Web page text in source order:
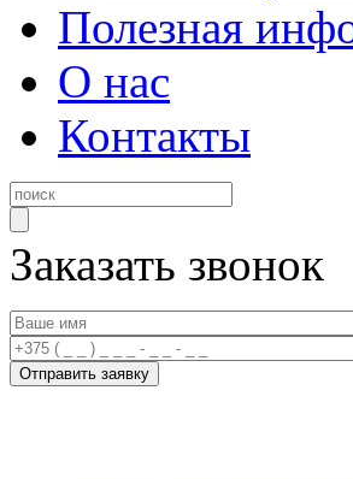
Полезная
О нас
Контакты
Заказать звонок